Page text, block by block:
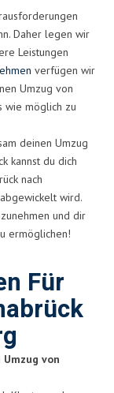
Daher legen wir
Leistungen
verfügen wir
Umzug von
wie möglich zu
deinen Umzug
kannst du dich
nach
wird.
und dir
ermöglichen!
Für
von